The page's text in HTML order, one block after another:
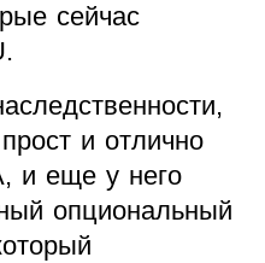
сейчас
и отлично
и еще у него
опциональный